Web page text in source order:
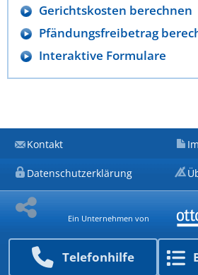
Telefon­hilfe
Gerichtskosten berechnen
Pfändungsfreibetrag
Interaktive Formulare
Kontakt
Datenschutzerklärung
Ein Unternehmen von